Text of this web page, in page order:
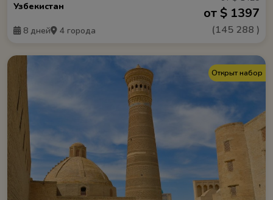
Узбекистан
8 дней 4 города
от $ 1397
(145 288 )
Открыт набор